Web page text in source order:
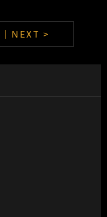
｜NEXT >